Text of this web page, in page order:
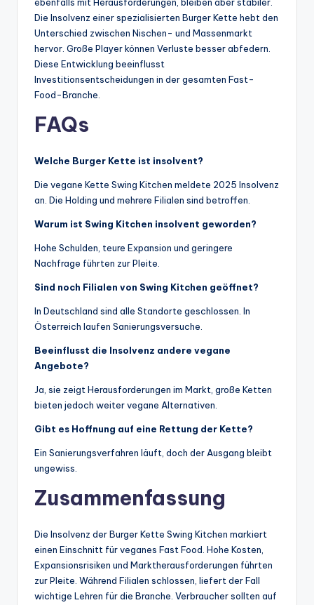
Die Insolvenz einer spezialisierten Burger Kette hebt den
Unterschied zwischen Nischen- und Massenmarkt
hervor. Große Player können Verluste besser abfedern.
Diese Entwicklung beeinflusst
Investitionsentscheidungen in der gesamten Fast-
Food-Branche.
FAQs
Welche Burger Kette ist insolvent?
Die vegane Kette Swing Kitchen meldete 2025 Insolvenz
an. Die Holding und mehrere Filialen sind betroffen.
Warum ist Swing Kitchen insolvent geworden?
Hohe Schulden, teure Expansion und geringere
Nachfrage führten zur Pleite.
Sind noch Filialen von Swing Kitchen geöffnet?
In Deutschland sind alle Standorte geschlossen. In
Österreich laufen Sanierungsversuche.
Beeinflusst die Insolvenz andere vegane
Angebote?
Ja, sie zeigt Herausforderungen im Markt, große Ketten
bieten jedoch weiter vegane Alternativen.
Gibt es Hoffnung auf eine Rettung der Kette?
Ein Sanierungsverfahren läuft, doch der Ausgang bleibt
ungewiss.
Zusammenfassung
Die Insolvenz der Burger Kette Swing Kitchen markiert
einen Einschnitt für veganes Fast Food. Hohe Kosten,
Expansionsrisiken und Marktherausforderungen führten
zur Pleite. Während Filialen schlossen, liefert der Fall
wichtige Lehren für die Branche. Verbraucher sollten auf